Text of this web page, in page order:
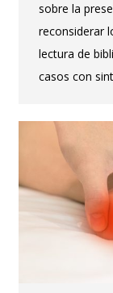
sobre la
reconsiderar
lectura de
casos con